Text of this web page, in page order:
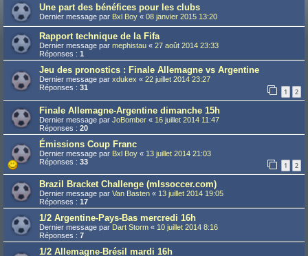
Une part des bénéfices pour les clubs
Dernier message par Bxl Boy « 08 janvier 2015 13:20
Rapport technique de la Fifa
Dernier message par mephistau « 27 août 2014 23:33
Réponses : 1
Jeu des pronostics : Finale Allemagne vs Argentine
Dernier message par xdukex « 22 juillet 2014 23:27
Réponses : 31 1 2
Finale Allemagne-Argentine dimanche 15h
Dernier message par JoBomber « 16 juillet 2014 11:47
Réponses : 20
Émissions Coup Franc
Dernier message par Bxl Boy « 13 juillet 2014 21:03
Réponses : 33 1 2
Brazil Bracket Challenge (mlssoccer.com)
Dernier message par Van Basten « 13 juillet 2014 19:05
Réponses : 17
1/2 Argentine-Pays-Bas mercredi 16h
Dernier message par Dart Storm « 10 juillet 2014 8:16
Réponses : 7
1/2 Allemagne-Brésil mardi 16h